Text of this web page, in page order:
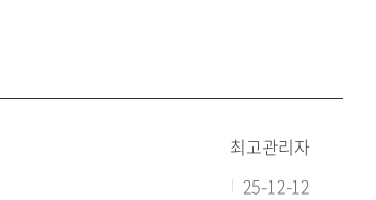
최고관리자
25-12-12